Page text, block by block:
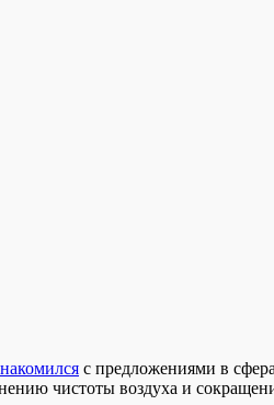
с предложениями в
чистоты воздуха и